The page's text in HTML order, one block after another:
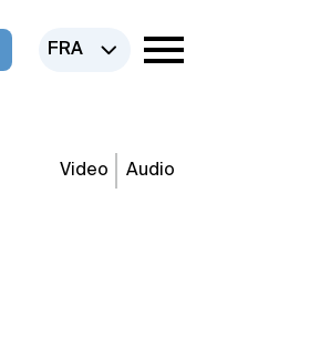
FRA
Video Audio